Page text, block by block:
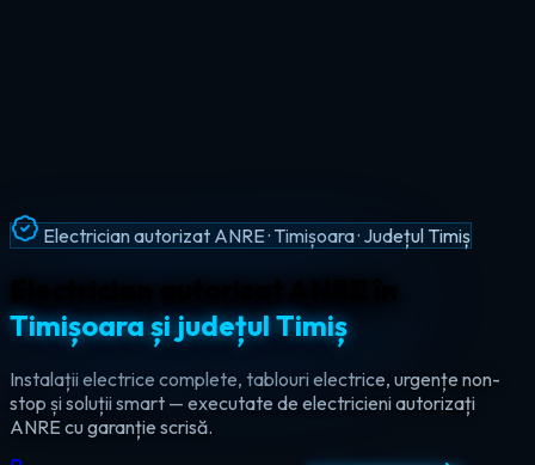
Intervenții Non-Stop · Urgențe Electrice · Timiș
Urgențe electrice non-stop în
județul Timiș
Ajungem la tine în maxim 60 de minute, oricând — ziua sau
noaptea. Electrician de urgență autorizat pentru Timișoara,
Lugoj, Deta și toate localitățile din Timiș.